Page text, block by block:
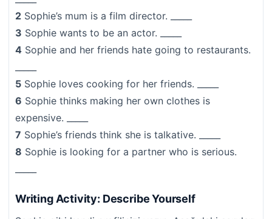
2 Sophie’s mum is a film director. _____
3 Sophie wants to be an actor. _____
4 Sophie and her friends hate going to restaurants.
5 Sophie loves cooking for her friends. _____
6 Sophie thinks making her own clothes is
expensive. _____
7 Sophie’s friends think she is talkative. _____
8 Sophie is looking for a partner who is serious.
Writing Activity: Describe Yourself